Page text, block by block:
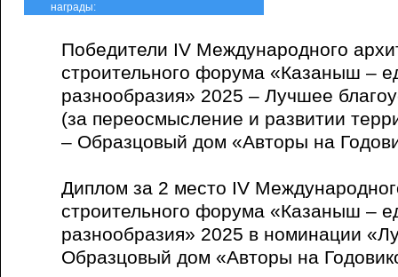
награды:
Победители IV Международного
строительного форума «Казаныш –
разнообразия» 2025 – Лучшее
(за переосмысление и развитии
– Образцовый дом «Авторы на
Диплом за 2 место IV
строительного форума «Казаныш –
разнообразия» 2025 в номинации
Образцовый дом «Авторы на